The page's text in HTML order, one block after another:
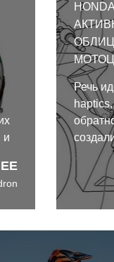
и
Речь
haptics,